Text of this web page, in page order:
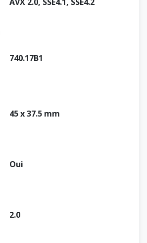
AVX 2.0, SSE4.1, SSE4.2
740.17B1
45 x 37.5 mm
Oui
2.0